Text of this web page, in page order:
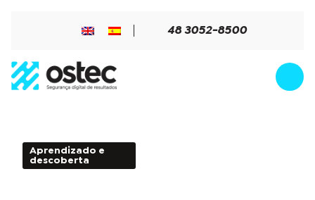
48 3052-8500
Aprendizado e
descoberta